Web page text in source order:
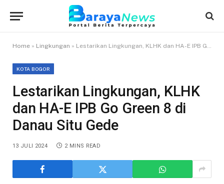
Home » Lingkungan » Lestarikan Lingkungan, KLHK dan HA-E IPB Go Green 8 di Danau Situ Gede
KOTA BOGOR
Lestarikan Lingkungan, KLHK
dan HA-E IPB Go Green 8 di
Danau Situ Gede
13 JULI 2024 2 MINS READ